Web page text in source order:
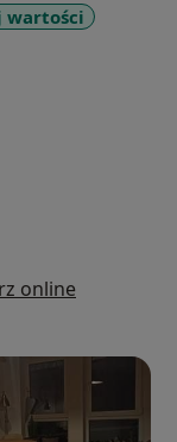
wartości
online